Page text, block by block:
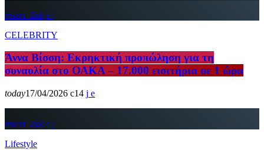
insert_link
CELEBRITY
Άννα Βίσση: Εκρηκτική προπώληση για τη
συναυλία στο ΟΑΚΑ – 17.000 εισιτήρια σε 1 ώρα
today17/04/2026 14
insert_link
Lifestyle